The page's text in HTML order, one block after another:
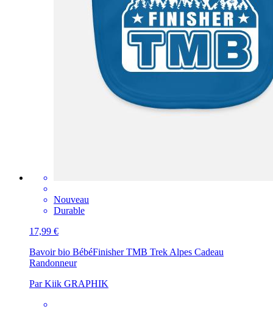
Nouveau
Durable
17,99 €
Bavoir bio BébéFinisher TMB Trek Alpes Cadeau
Randonneur
Par Kiik GRAPHIK